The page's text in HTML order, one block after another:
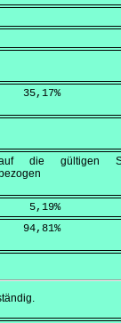
35,17
%
die gültigen
bezogen
5,19
%
94,81
%